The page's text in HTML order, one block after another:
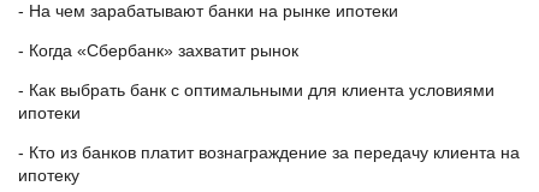
- На чем зарабатывают банки на рынке ипотеки
- Когда «Сбербанк» захватит рынок
- Как выбрать банк с оптимальными для клиента условиями
ипотеки
- Кто из банков платит вознаграждение за передачу клиента на
ипотеку